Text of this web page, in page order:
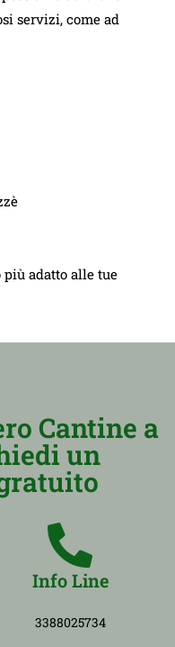
servizi, come ad
adatto alle tue
Cantine a
un
Info Line
3388025734